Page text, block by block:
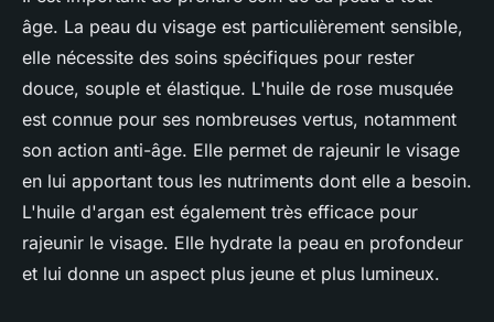
âge. La peau du visage est particulièrement sensible,
elle nécessite des soins spécifiques pour rester
douce, souple et élastique. L'huile de rose musquée
est connue pour ses nombreuses vertus, notamment
son action anti-âge. Elle permet de rajeunir le visage
en lui apportant tous les nutriments dont elle a besoin.
L'huile d'argan est également très efficace pour
rajeunir le visage. Elle hydrate la peau en profondeur
et lui donne un aspect plus jeune et plus lumineux.